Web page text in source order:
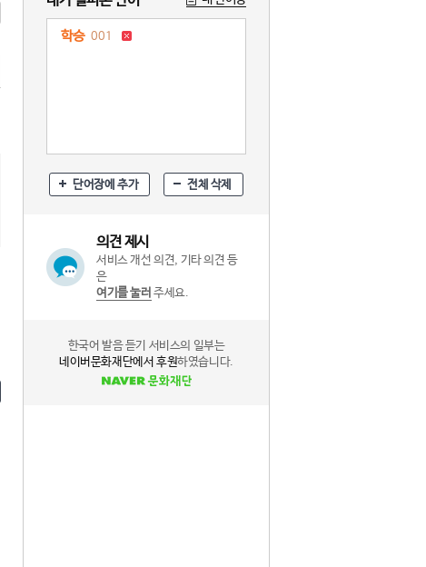
학승 001
단어장에 추가 전체 삭제
의견 제시
서비스 개선 의견, 기타 의견 등
은
여기를 눌러 주세요.
한국어 발음 듣기 서비스의 일부는
네이버문화재단에서 후원하였습니다.